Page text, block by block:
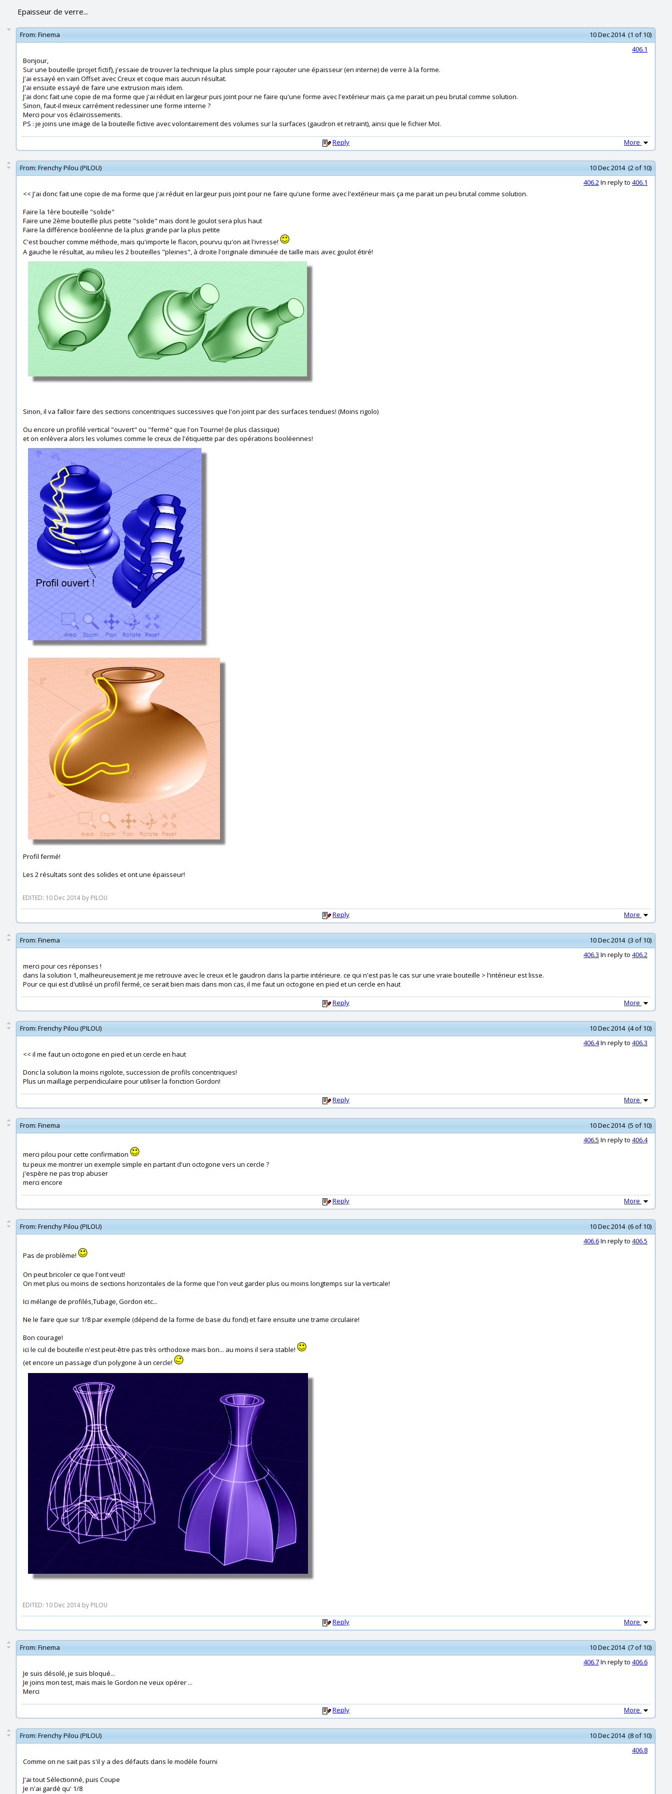
Epaisseur de verre...
From: Finema
10 Dec 2014 (1 of 10)
406.1
Bonjour,
Sur une bouteille (projet fictif), j'essaie de trouver la technique la plus simple pour rajouter une épaisseur (en interne) de verre à la forme.
J'ai essayé en vain Offset avec Creux et coque mais aucun résultat.
J'ai ensuite essayé de faire une extrusion mais idem.
J'ai donc fait une copie de ma forme que j'ai réduit en largeur puis joint pour ne faire qu'une forme avec l'extérieur mais ça me parait un peu brutal comme solution.
Sinon, faut-il mieux carrément redessiner une forme interne ?
Merci pour vos éclaircissements.
PS : je joins une image de la bouteille fictive avec volontairement des volumes sur la surfaces (gaudron et retraint), ainsi que le fichier MoI.
Reply More
From: Frenchy Pilou (PILOU)
10 Dec 2014 (2 of 10)
406.2In reply to 406.1
<< J'ai donc fait une copie de ma forme que j'ai réduit en largeur puis joint pour ne faire qu'une forme avec l'extérieur mais ça me parait un peu brutal comme solution.
Faire la 1ère bouteille "solide"
Faire une 2ème bouteille plus petite "solide" mais dont le goulot sera plus haut
Faire la différence booléenne de la plus grande par la plus petite
C'est boucher comme méthode, mais qu'importe le flacon, pourvu qu'on ait l'ivresse!
A gauche le résultat, au milieu les 2 bouteilles "pleines", à droite l'originale diminuée de taille mais avec goulot étiré!
Sinon, il va falloir faire des sections concentriques successives que l'on joint par des surfaces tendues! (Moins rigolo)
Ou encore un profilé vertical "ouvert" ou "fermé" que l'on Tourne! (le plus classique)
et on enlèvera alors les volumes comme le creux de l'étiquette par des opérations booléennes!
Profil fermé!
Les 2 résultats sont des solides et ont une épaisseur!
EDITED: 10 Dec 2014 by PILOU
Reply More
From: Finema
10 Dec 2014 (3 of 10)
406.3 In reply to 406.2
merci pour ces réponses !
dans la solution 1, malheureusement je me retrouve avec le creux et le gaudron dans la partie intérieure. ce qui n'est pas le cas sur une vraie bouteille > l'intérieur est lisse.
Pour ce qui est d'utilisé un profil fermé, ce serait bien mais dans mon cas, il me faut un octogone en pied et un cercle en haut
Reply More
From: Frenchy Pilou (PILOU)
10 Dec 2014 (4 of 10)
406.4In reply to 406.3
<< il me faut un octogone en pied et un cercle en haut
Donc la solution la moins rigolote, succession de profils concentriques!
Plus un maillage perpendiculaire pour utiliser la fonction Gordon!
Reply More
From: Finema
10 Dec 2014 (5 of 10)
406.5 In reply to 406.4
merci pilou pour cette confirmation
tu peux me montrer un exemple simple en partant d'un octogone vers un cercle ?
j'espère ne pas trop abuser
merci encore
Reply More
From: Frenchy Pilou (PILOU)
10 Dec 2014 (6 of 10)
406.6In reply to 406.5
Pas de problème!
On peut bricoler ce que l'ont veut!
On met plus ou moins de sections horizontales de la forme que l'on veut garder plus ou moins longtemps sur la verticale!
Ici mélange de profilés,Tubage, Gordon etc...
Ne le faire que sur 1/8 par exemple (dépend de la forme de base du fond) et faire ensuite une trame circulaire!
Bon courage!
ici le cul de bouteille n'est peut-être pas très orthodoxe mais bon... au moins il sera stable!
(et encore un passage d'un polygone à un cercle!
EDITED: 10 Dec 2014 by PILOU
Reply More
From: Finema
10 Dec 2014 (7 of 10)
406.7In reply to 406.6
Je suis désolé, je suis bloqué...
Je joins mon test, mais mais le Gordon ne veux opérer ...
Merci
Reply More
From: Frenchy Pilou (PILOU)
10 Dec 2014 (8 of 10)
406.8
Comme on ne sait pas s'il y a des défauts dans le modèle fourni
J'ai tout Sélectionné, puis Coupe
Je n'ai gardé qu' 1/8